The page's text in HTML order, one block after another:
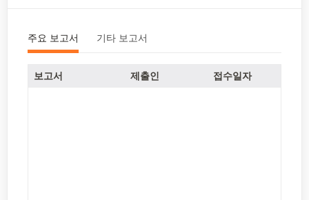
주요 보고서 기타 보고서
보고서 제출인 접수일자